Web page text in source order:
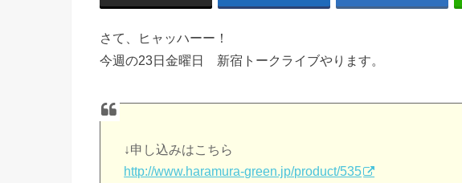
さて、ヒャッハーー！
今週の23日金曜日 新宿トークライブやります。
↓申し込みはこちら
http://www.haramura-green.jp/product/535